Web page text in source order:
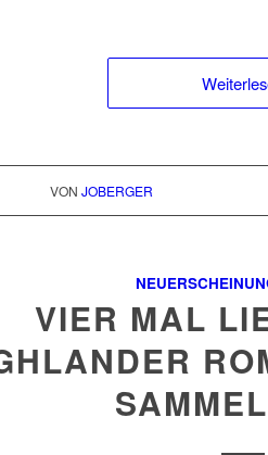
VON JOBERGER
VIER MAL